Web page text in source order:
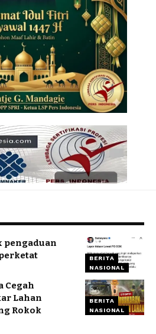
BERITA
NASIONAL
pengaduan
BERITA
NASIONAL
Cegah
Lahan
Rokok